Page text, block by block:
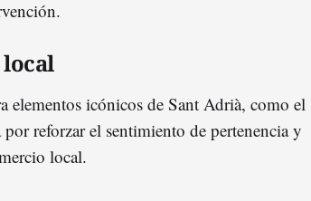
icónicos de Sant Adrià, como el
por reforzar el sentimiento de pertenencia y
local.